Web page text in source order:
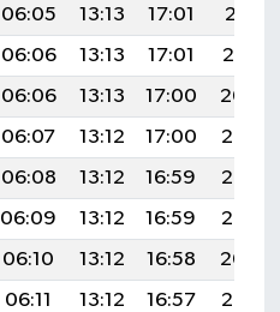
06:05 13:13 17:01
20:11
06:06 13:13 17:01
20:10
06:06 13:13 17:00
20:09
06:07 13:12 17:00
20:07
06:08 13:12 16:59
20:06
06:09 13:12 16:59
20:05
06:10 13:12 16:58
20:04
06:11 13:12 16:57
20:02